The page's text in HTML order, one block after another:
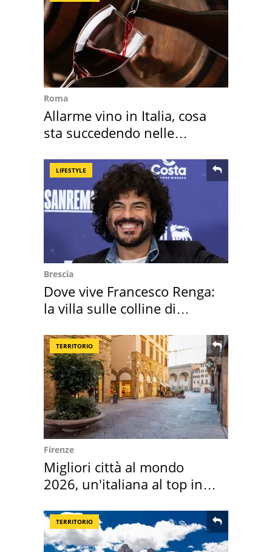
Roma
Allarme vino in Italia, cosa
sta succedendo nelle
LIFESTYLE
Brescia
Dove vive Francesco Renga:
la villa sulle colline di
TERRITORIO
Firenze
Migliori città al mondo
2026, un'italiana al top in
TERRITORIO